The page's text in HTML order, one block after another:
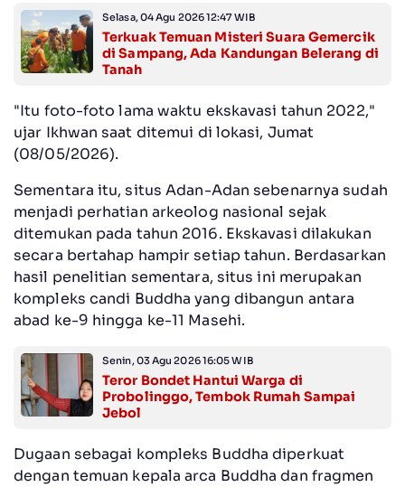
Selasa, 04 Agu 2026 12:47 WIB
Terkuak Temuan Misteri Suara Gemercik
di Sampang, Ada Kandungan Belerang di
Tanah
"Itu foto-foto lama waktu ekskavasi tahun 2022,"
ujar Ikhwan saat ditemui di lokasi, Jumat
(08/05/2026).
Sementara itu, situs Adan-Adan sebenarnya sudah
menjadi perhatian arkeolog nasional sejak
ditemukan pada tahun 2016. Ekskavasi dilakukan
secara bertahap hampir setiap tahun. Berdasarkan
hasil penelitian sementara, situs ini merupakan
kompleks candi Buddha yang dibangun antara
abad ke-9 hingga ke-11 Masehi.
Senin, 03 Agu 2026 16:05 WIB
Teror Bondet Hantui Warga di
Probolinggo, Tembok Rumah Sampai
Jebol
Dugaan sebagai kompleks Buddha diperkuat
dengan temuan kepala arca Buddha dan fragmen